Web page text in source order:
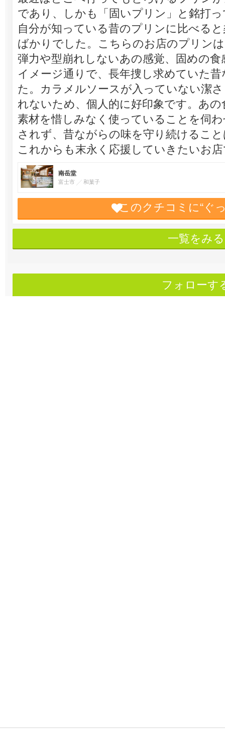
であり、しかも「固いプリン」と銘打
自分が知っている昔のプリンに比べる
ばかりでした。こちらのお店のプリン
弾力や型崩れしないあの感覚、固めの
イメージ通りで、長年捜し求めていた
た。カラメルソースが入っていない潔
れないため、個人的に好印象です。あ
素材を惜しみなく使っていることを伺
されず、昔ながらの味を守り続けるこ
これからも末永く応援していきたいお
南岳堂
富士市 和菓子
このクチコミに“ぐ
一覧をみる
フォローす